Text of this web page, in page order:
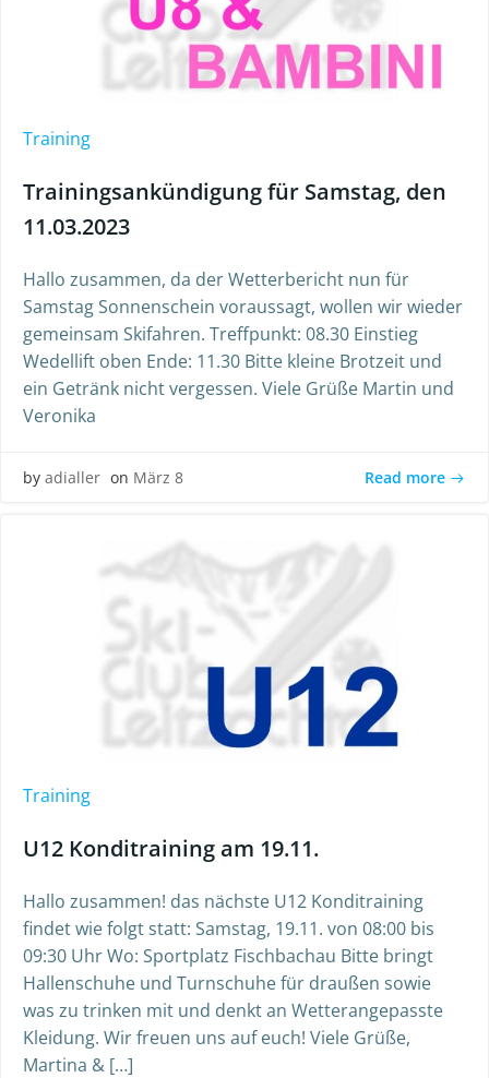
Training
Trainingsankündigung für Samstag, den
11.03.2023
Hallo zusammen, da der Wetterbericht nun für
Samstag Sonnenschein voraussagt, wollen wir wieder
gemeinsam Skifahren. Treffpunkt: 08.30 Einstieg
Wedellift oben Ende: 11.30 Bitte kleine Brotzeit und
ein Getränk nicht vergessen. Viele Grüße Martin und
Veronika
by adialler on März 8 Read more
Training
U12 Konditraining am 19.11.
Hallo zusammen! das nächste U12 Konditraining
findet wie folgt statt: Samstag, 19.11. von 08:00 bis
09:30 Uhr Wo: Sportplatz Fischbachau Bitte bringt
Hallenschuhe und Turnschuhe für draußen sowie
was zu trinken mit und denkt an Wetterangepasste
Kleidung. Wir freuen uns auf euch! Viele Grüße,
Martina & […]